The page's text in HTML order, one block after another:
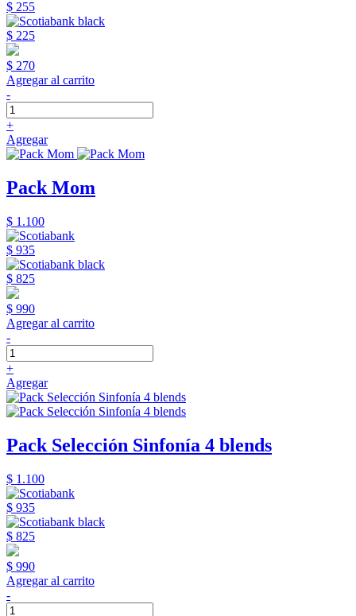
$ 255
$ 225
$ 270
Agregar al carrito
-
+
Agregar
Pack Mom
$ 1.100
$ 935
$ 825
$ 990
Agregar al carrito
-
+
Agregar
Pack Selección Sinfonía 4 blends
$ 1.100
$ 935
$ 825
$ 990
Agregar al carrito
-